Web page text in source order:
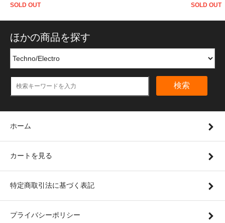
SOLD OUT
SOLD OUT
ほかの商品を探す
検索
ホーム
カートを見る
特定商取引法に基づく表記
プライバシーポリシー